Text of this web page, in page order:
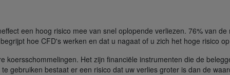
een hoog risico mee van snel oplopende verliezen. 76% van
hoe CFD's werken en dat u nagaat of u zich het hoge risico
Het zijn financiële instrumenten die de
gebruiken bestaat er een risico dat uw verlies groter is dan de